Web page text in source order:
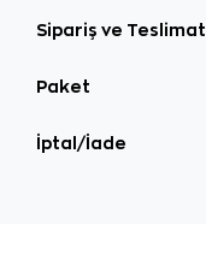
Sipariş ve Teslimat
Paket
İptal/İade